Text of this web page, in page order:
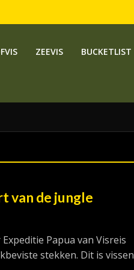
ZEEVIS BUCKETLIST
van de jungle
Papua van Visreis
stekken. Dit is vissen